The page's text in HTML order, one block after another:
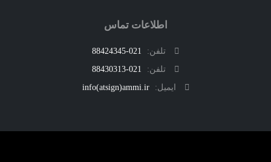
اطلاعات تماس
تلفن:
021-88424345
تلفن:
021-88430313
ایمیل:
info(atsign)ammi.ir